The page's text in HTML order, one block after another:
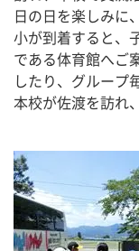
日の日を楽しみに
小が到着すると、
である体育館へご
したり、グループ
本校が佐渡を訪れ